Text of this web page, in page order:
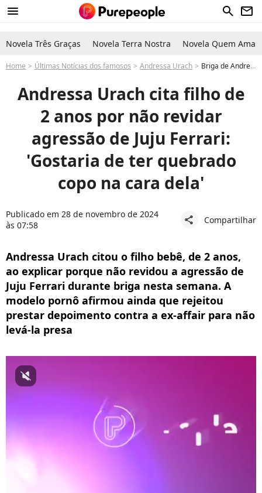
menu search newsletter
Novela Três Graças Novela Terra Nostra Novela Quem Ama
Home Últimas Notícias dos famosos Andressa Urach Briga de Andressa Urach: atriz pornô cita filho bebê por não revidar agressão de Juju Ferrari ao ter rosto rasgado: 'Quebrar copo na cara dela'
Andressa Urach cita filho de
2 anos por não revidar
agressão de Juju Ferrari:
'Gostaria de ter quebrado
copo na cara dela'
Publicado em 28 de novembro de 2024
às 07:58
share Compartilhar
Andressa Urach citou o filho bebê, de 2 anos,
ao explicar porque não revidou a agressão de
Juju Ferrari durante briga nesta semana. A
modelo pornô afirmou ainda que rejeitou
prestar depoimento contra a ex-affair para não
levá-la presa